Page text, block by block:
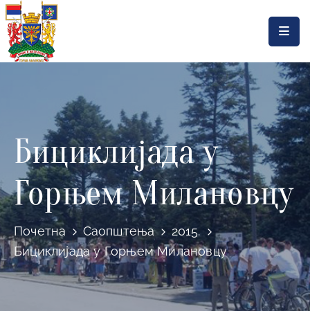
Насловна
самоуправа
Општинска
управа
Актуелности
Документа
Горњи
Милановац
Бициклијада у
Горњем Милановцу
Почетна Саопштења
2015.
Бициклијада у Горњем Милановцу